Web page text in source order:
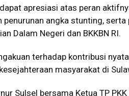
apresiasi atas peran
angka stunting,
Dalam Negeri dan BKKBN RI.
terhadap kontribusi
masyarakat di
Sulsel bersama Ketua TP